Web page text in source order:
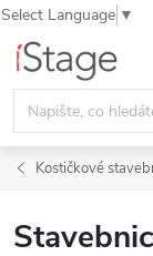
Select Language ▼
Přejít
obsah
Kostičkové